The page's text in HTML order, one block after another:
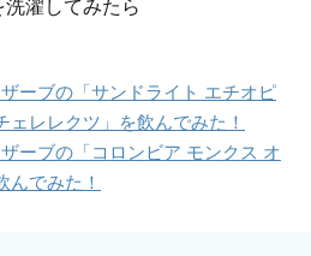
濯してみたら
ーブの「サンドライト エチオピ
ェレレクツ」を飲んでみた！
ーブの「コロンビア モンクス オ
でみた！